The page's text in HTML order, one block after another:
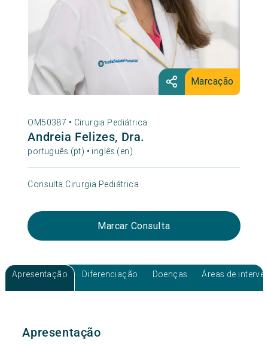
Marcação
OM50387 • Cirurgia Pediátrica
Andreia Felizes, Dra.
português (pt) • inglês (en)
Consulta Cirurgia Pediátrica
Marcar Consulta
Apresentação Diferenciação Doenças Áreas de
Apresentação